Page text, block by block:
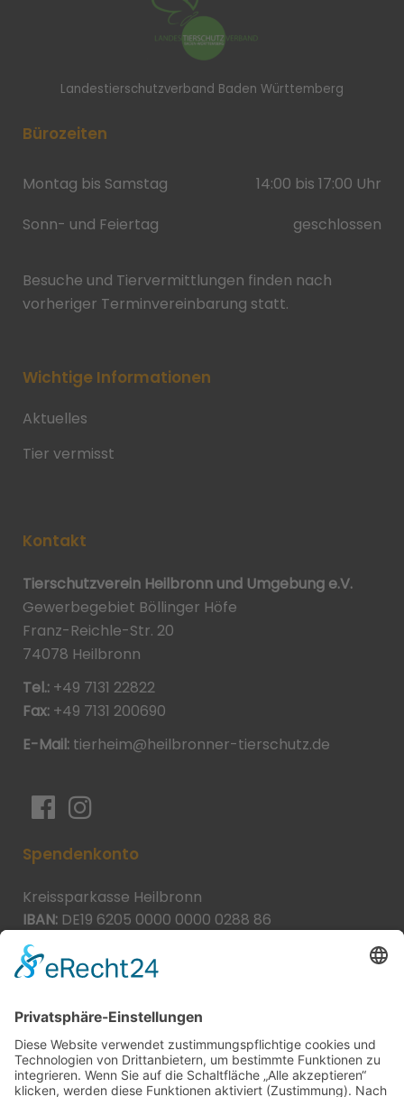
Landestierschutzverband Baden Württemberg
Bürozeiten
Montag bis Samstag
14:00 bis 17:00 Uhr
Sonn- und Feiertag
geschlossen
Besuche und Tiervermittlungen finden nach
vorheriger Terminvereinbarung statt.
Wichtige Informationen
Aktuelles
Tier vermisst
Kontakt
Tierschutzverein Heilbronn und Umgebung e.V.
Gewerbegebiet Böllinger Höfe
Franz-Reichle-Str. 20
74078 Heilbronn
Tel.: +49 7131 22822
Fax: +49 7131 200690
E-Mail: tierheim@heilbronner-tierschutz.de
Spendenkonto
Kreissparkasse Heilbronn
IBAN: DE19 6205 0000 0000 0288 86
BIC:
Spende direkt via PayPal
JETZT SPENDEN